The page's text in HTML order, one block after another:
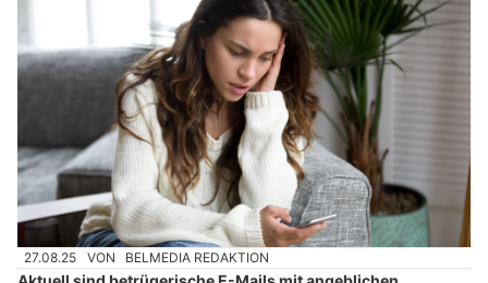
27.08.25 VON BELMEDIA REDAKTION